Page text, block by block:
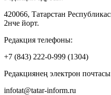
420066, Татарстан
2нче йорт.
Редакция телефоны:
+7 (843) 222-0-999 (1304)
Редакциянең электрон
infotat@tatar-inform.ru